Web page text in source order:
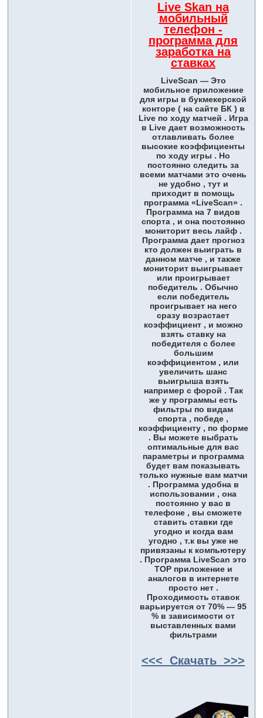
Live Skan на
мобильный
телефон -
программа для
заработка на
ставках
LiveScan — Это
мобильное приложение
для игры в букмекерской
конторе ( на сайте БК ) в
Live по ходу матчей . Игра
в Live дает возможность
отлавливать более
высокие коэффициенты
по ходу игры . Но
постоянно следить за
всеми матчами это очень
не удобно , тут и
приходит в помощь
программа «LiveScan» .
Программа на 7 видов
спорта , и она постоянно
мониторит весь лайф .
Программа дает прогноз
кто должен выиграть в
данном матче , и также
мониторит выигрывает
или проигрывает
победитель . Обычно
если победитель
проигрывает на него
сразу возрастает
коэффициент , и можно
взять ставку на
победителя с более
большим
коэффициентом , или
увеличить шанс
выигрыша взять
например с форой . Так
же у программы есть
фильтры по видам
спорта , победе ,
коэффициенту , по форме
. Вы можете выбрать
оптимальные для вас
параметры и программа
будет вам показывать
только нужные вам матчи
. Программа удобна в
использовании , она
постоянно у вас в
телефоне , вы сможете
ставить ставки где
угодно и когда вам
угодно , т.к вы уже не
привязаны к компьютеру
. Программа LiveScan это
ТОР приложение и
аналогов в интернете
просто нет .
Проходимость ставок
варьируется от 70% — 95
% в зависимости от
выставленных вами
фильтрами
<<< Скачать >>>